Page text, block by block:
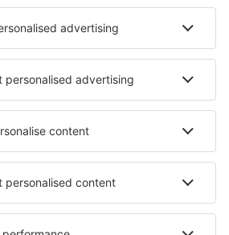
Hotels in Kudowa-Zdroj
Hotels in Schoonaarde
Hotels in Larbert Hotels in Asté
Hotels in Brownstown